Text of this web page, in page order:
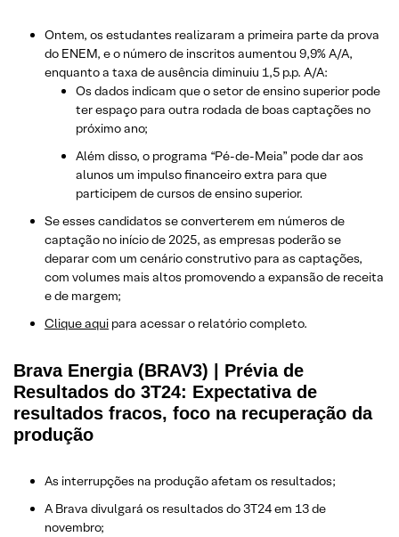
Ontem, os estudantes realizaram a primeira parte da prova
do ENEM, e o número de inscritos aumentou 9,9% A/A,
enquanto a taxa de ausência diminuiu 1,5 p.p. A/A:
Os dados indicam que o setor de ensino superior pode
ter espaço para outra rodada de boas captações no
próximo ano;
Além disso, o programa “Pé-de-Meia” pode dar aos
alunos um impulso financeiro extra para que
participem de cursos de ensino superior.
Se esses candidatos se converterem em números de
captação no início de 2025, as empresas poderão se
deparar com um cenário construtivo para as captações,
com volumes mais altos promovendo a expansão de receita
e de margem;
Clique aqui para acessar o relatório completo.
Brava Energia (BRAV3) | Prévia de
Resultados do 3T24: Expectativa de
resultados fracos, foco na recuperação da
produção
As interrupções na produção afetam os resultados;
A Brava divulgará os resultados do 3T24 em 13 de
novembro;